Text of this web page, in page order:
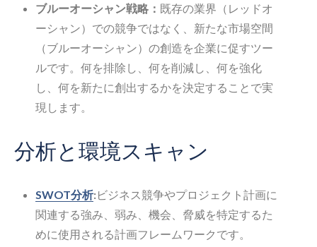
ブルーオーシャン戦略： 既存の業界（レッドオ
ーシャン）での競争ではなく、新たな市場空間
（ブルーオーシャン）の創造を企業に促すツー
ルです。何を排除し、何を削減し、何を強化
し、何を新たに創出するかを決定することで実
現します。
分析と環境スキャン
SWOT分析:ビジネス競争やプロジェクト計画に
関連する強み、弱み、機会、脅威を特定するた
めに使用される計画フレームワークです。